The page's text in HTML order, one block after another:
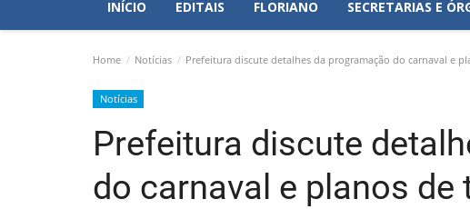
INÍCIO EDITAIS FLORIANO SECRETARIAS E
Home Notícias Prefeitura discute detalhes da programação do carnaval e
Notícias
Prefeitura discute
do carnaval e planos de